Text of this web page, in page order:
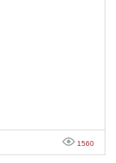
1560